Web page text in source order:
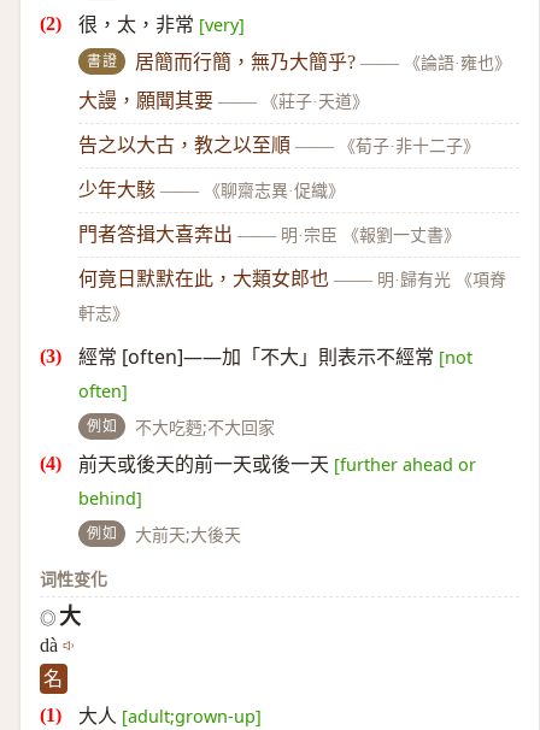
很，太，非常 [very]
書證 居簡而行簡，無乃大簡乎? —— 《論語·雍也》
大謾，願聞其要 —— 《莊子·天道》
告之以大古，教之以至順 —— 《荀子·非十二子》
少年大駭 —— 《聊齋志異·促織》
門者答揖大喜奔出 —— 明·宗臣 《報劉一丈書》
何竟日默默在此，大類女郎也 —— 明·歸有光 《項脊
軒志》
經常 [often]——加「不大」則表示不經常 [not
often]
例如 不大吃麪;不大回家
前天或後天的前一天或後一天 [further ahead or
behind]
例如
大前天;大後天
词性变化
◎ 大
dà
名
大人 [adult;grown-up]